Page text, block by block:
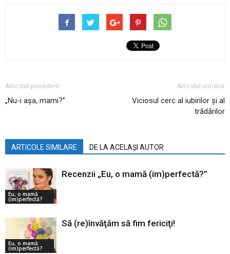
Articolul precedent
„Nu-i așa, mami?”
Articolul următor
Viciosul cerc al iubirilor și al
trădărilor
ARTICOLE SIMILARE DE LA ACELAȘI AUTOR
Eu, o mamă
(im)perfectă?
Recenzii „Eu, o mamă (im)perfectă?”
Eu, o mamă
(im)perfectă?
Să (re)învăţăm să fim fericiţi!